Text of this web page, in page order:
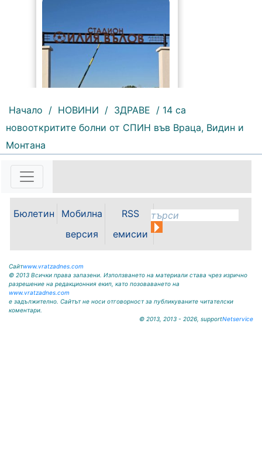
С футболна среща между
Кнежа/ и "Ботев" /Враца/ ще
бъде открит градския стадион в
Кнежа. Спортното съоръжение
носи името на легендарния
вратар от близкото минало
Начало / НОВИНИ / ЗДРАВЕ / 14 са
новооткритите болни от СПИН във Враца, Видин и
Монтана
Бюлетин
Мобилна
версия
RSS
емисии
Сайтwww.vratzadnes.com
© 2013 Всички права запазени. Използването на материали става чрез изрично
разрешение на редакционния екип, като позоваването на
www.vratzadnes.com
е задължително. Сайтът не носи отговорност за публикуваните читателски
коментари.
© 2013, 2013 - 2026, supportNetservice